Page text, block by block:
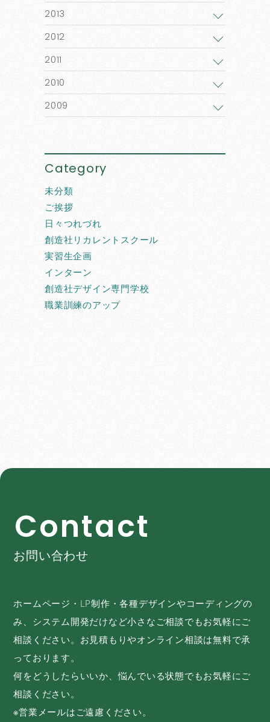
2013
2012
2011
2010
2009
Category
未分類
ご挨拶
日々つれづれ
創造社リカレントスクール
実習生企画
インターン
創造社デザイン専門学校
職業訓練のアップ
Contact
お問い合わせ
ホームページ・LP制作・各種デザインやコーディングの
み、システム開発だけなど小さなご相談でもお気軽にご
相談ください。お見積もりやオンライン相談は無料で承
っております。
何をどうしたらいいか、悩んでいる状態でもお気軽にご
相談ください。
※営業メールはご遠慮ください。